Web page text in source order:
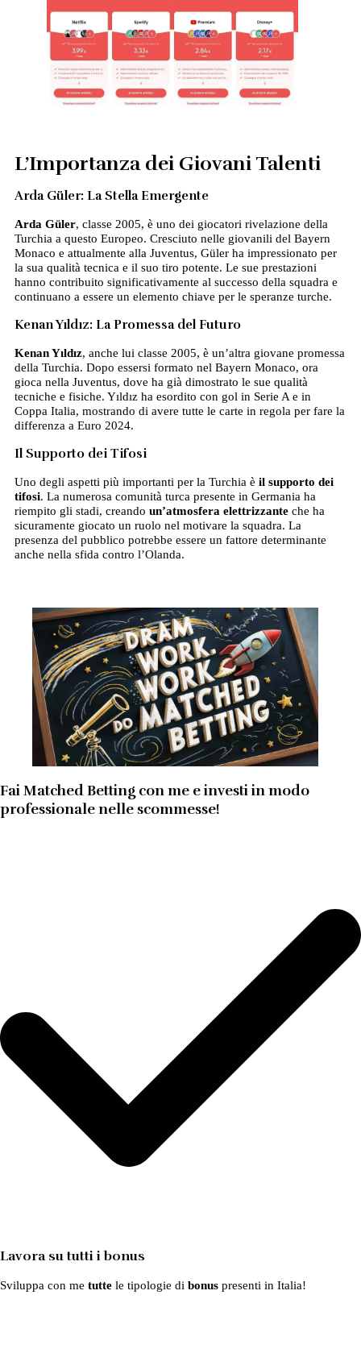
L’Importanza dei Giovani Talenti
Arda Güler: La Stella Emergente
Arda Güler, classe 2005, è uno dei giocatori rivelazione della
Turchia a questo Europeo. Cresciuto nelle giovanili del Bayern
Monaco e attualmente alla Juventus, Güler ha impressionato per
la sua qualità tecnica e il suo tiro potente. Le sue prestazioni
hanno contribuito significativamente al successo della squadra e
continuano a essere un elemento chiave per le speranze turche.
Kenan Yıldız: La Promessa del Futuro
Kenan Yıldız, anche lui classe 2005, è un’altra giovane promessa
della Turchia. Dopo essersi formato nel Bayern Monaco, ora
gioca nella Juventus, dove ha già dimostrato le sue qualità
tecniche e fisiche. Yıldız ha esordito con gol in Serie A e in
Coppa Italia, mostrando di avere tutte le carte in regola per fare la
differenza a Euro 2024.
Il Supporto dei Tifosi
Uno degli aspetti più importanti per la Turchia è il supporto dei
tifosi. La numerosa comunità turca presente in Germania ha
riempito gli stadi, creando un’atmosfera elettrizzanteche ha
sicuramente giocato un ruolo nel motivare la squadra. La
presenza del pubblico potrebbe essere un fattore determinante
anche nella sfida contro l’Olanda.
Fai Matched Betting con me e investi in modo
professionale nelle scommesse!
Lavora su tutti i bonus
Sviluppa con me tutte le tipologie di bonus presenti in Italia!